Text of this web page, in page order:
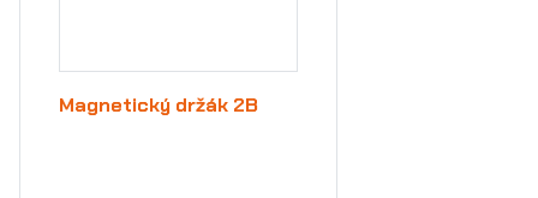
Magnetický držák 2B